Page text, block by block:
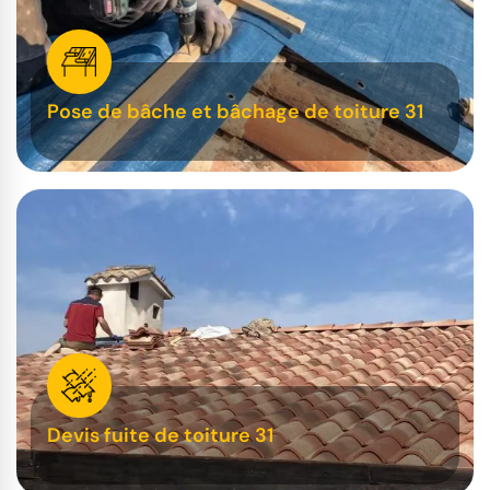
Pose de bâche et bâchage de toiture 31
Devis fuite de toiture 31